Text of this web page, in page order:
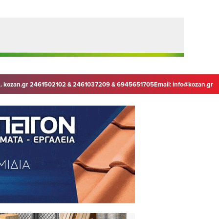
kozan.gr 2461502102 & 2461037209 & 6945651705Email:info@kozan.gr